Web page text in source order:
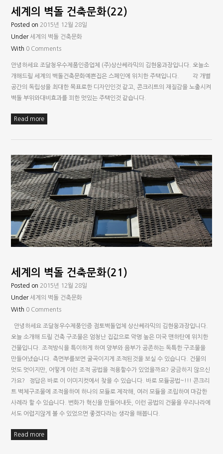
세계의 벽돌 건축문화(22)
Posted on 2015년 12월 28일
Under 세계의 벽돌 건축문화
With 0 Comments
안녕하세요 조달청우수제품인증업체 (주)상산쎄라믹의 김현웅과장입니다. 오늘소
개해드릴 세계의 벽돌건축문화예쁜집은 스페인에 위치한 주택입니다. 각 개별
공간의 독립성을 최대한 목표로한 디자인인것 같고, 콘크리트의 재질감을 노출시켜
벽돌 부위와대비효과를 꾀한 멋있는 주택인것 같습니다.
Read more
세계의 벽돌 건축문화(21)
Posted on 2015년 12월 28일
Under 세계의 벽돌 건축문화
With 0 Comments
안녕하세요 조달청우수제풍인증 점토벽돌업체 상산쎄라믹의 김현웅과장입니다.
오늘 소개해 드릴 건축 구조물은 엄청난 집값으로 악명 높은 미국 맨하탄에 위치한
건물입니다. 조적방식을 특이하게 하여 양부와 음부가 공존하는 독특한 구조물을
만들어냈습니다. 측면부를보면 굴곡이지게 조적된것을 보실 수 있습니다. 건물의
멋도 멋이지만, 어떻게 이런 조적 공법을 적용할수가 있었을까요? 궁금하지 않으신
가요? 정답은 바로 이 이미지컷에서 찾을 수 있습니다. 바로 모듈공법~!!! 콘크리
트 벽체구조물에 조적을하여 하나의 모듈로 제작해, 여러 모듈을 조립하여 마감한
사례라 할 수 있습니다. 변화가 혁신을 만들어내듯, 이런 공법의 건물을 우리나라에
서도 어렵지않게 볼 수 있었으면 좋겠다라는 생각을 해봅니다.
Read more